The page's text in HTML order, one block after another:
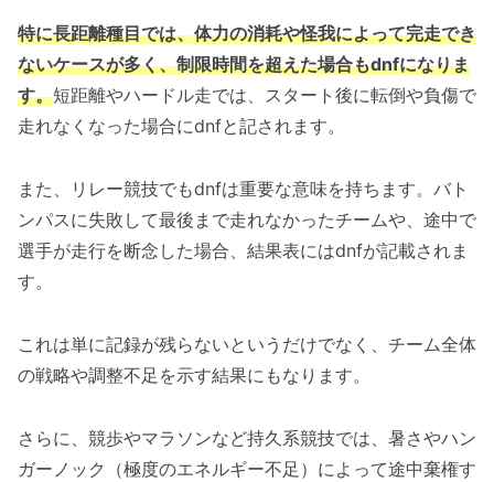
特に長距離種目では、体力の消耗や怪我によって完走でき
ないケースが多く、制限時間を超えた場合もdnfになりま
す。短距離やハードル走では、スタート後に転倒や負傷で
走れなくなった場合にdnfと記されます。
また、リレー競技でもdnfは重要な意味を持ちます。バト
ンパスに失敗して最後まで走れなかったチームや、途中で
選手が走行を断念した場合、結果表にはdnfが記載されま
す。
これは単に記録が残らないというだけでなく、チーム全体
の戦略や調整不足を示す結果にもなります。
さらに、競歩やマラソンなど持久系競技では、暑さやハン
ガーノック（極度のエネルギー不足）によって途中棄権す